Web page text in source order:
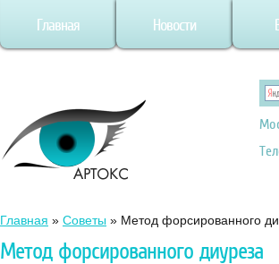
Главная Новости
Главная » Советы » Метод форсированного
Метод форсированного диуреза